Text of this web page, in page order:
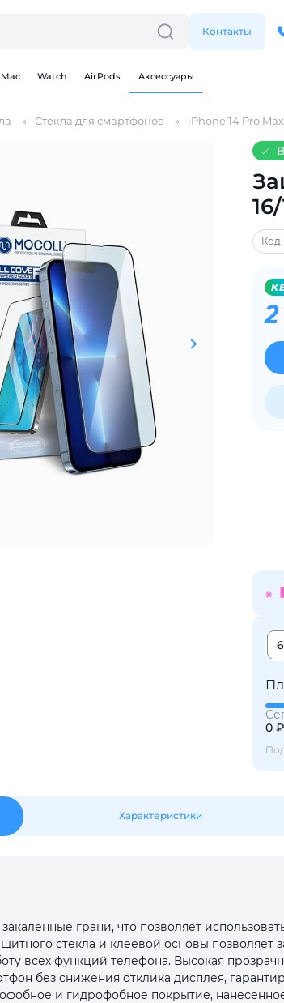
Контакты
Mac Watch AirPods Аксессуары
Стекла для смартфонов iPhone 14 Pro
Код:
0 ₽
Характеристики
грани, что позволяет
стекла и клеевой основы
всех функций телефона. Высокая
без снижения отклика дисплея,
и гидрофобное покрытие,
клиентов всех банков
оплату
без переплат
платежей
%
25
Остались вопросы?
8 800 302-02-51